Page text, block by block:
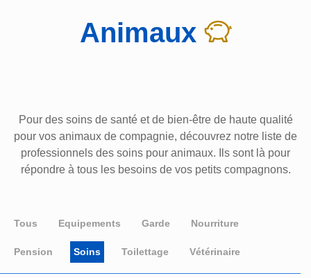
Animaux
Pour des soins de santé et de bien-être de haute qualité
pour vos animaux de compagnie, découvrez notre liste de
professionnels des soins pour animaux. Ils sont là pour
répondre à tous les besoins de vos petits compagnons.
Tous Equipements Garde Nourriture
Pension Soins Toilettage Vétérinaire